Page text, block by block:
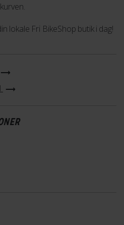
lokale Fri BikeShop butik i dag!